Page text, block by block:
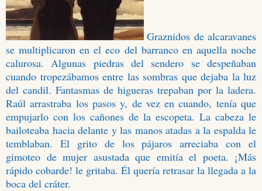
Graznidos de alcaravanes
se multiplicaron en el eco del barranco en aquella noche
calurosa. Algunas piedras del sendero se despeñaban
cuando tropezábamos entre las sombras que dejaba la luz
del candil. Fantasmas de higueras trepaban por la ladera.
Raúl arrastraba los pasos y, de vez en cuando, tenía que
empujarlo con los cañones de la escopeta. La cabeza le
bailoteaba hacia delante y las manos atadas a la espalda le
temblaban. El grito de los pájaros arreciaba con el
gimoteo de mujer asustada que emitía el poeta. ¡Más
rápido cobarde! le gritaba. Él quería retrasar la llegada a la
boca del cráter.